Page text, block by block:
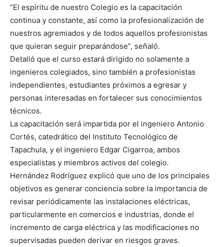
“El espíritu de nuestro Colegio es la capacitación
continua y constante, así como la profesionalización de
nuestros agremiados y de todos aquellos profesionistas
que quieran seguir preparándose”, señaló.
Detalló que el curso estará dirigido no solamente a
ingenieros colegiados, sino también a profesionistas
independientes, estudiantes próximos a egresar y
personas interesadas en fortalecer sus conocimientos
técnicos.
La capacitación será impartida por el ingeniero Antonio
Cortés, catedrático del Instituto Tecnológico de
Tapachula, y el ingeniero Edgar Cigarroa, ambos
especialistas y miembros activos del colegio.
Hernández Rodríguez explicó que uno de los principales
objetivos es generar conciencia sobre la importancia de
revisar periódicamente las instalaciones eléctricas,
particularmente en comercios e industrias, donde el
incremento de carga eléctrica y las modificaciones no
supervisadas pueden derivar en riesgos graves.